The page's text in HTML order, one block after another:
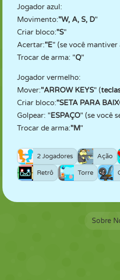
Jogador azul:
Movimento:"W, A, S, D"
Criar bloco:"S"
Acertar:"E" (se você mantiver
Trocar de arma: "Q"
Jogador vermelho:
Mover:"ARROW KEYS" (
Criar bloco:"SETA PARA
Golpear: "ESPAÇO" (se você
Trocar de arma:"M"
2 Jogadores Ação
Retrô Torre
Sobre